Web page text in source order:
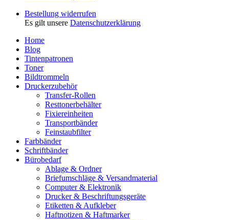
Bestellung widerrufen
Es gilt unsere Datenschutzerklärung
Home
Blog
Tintenpatronen
Toner
Bildtrommeln
Druckerzubehör
Transfer-Rollen
Resttonerbehälter
Fixiereinheiten
Transportbänder
Feinstaubfilter
Farbbänder
Schriftbänder
Bürobedarf
Ablage & Ordner
Briefumschläge & Versandmaterial
Computer & Elektronik
Drucker & Beschriftungsgeräte
Etiketten & Aufkleber
Haftnotizen & Haftmarker